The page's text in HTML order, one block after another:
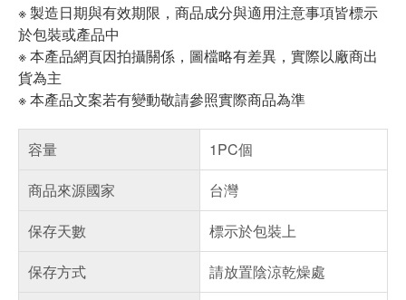
※ 製造日期與有效期限，商品成分與適用注意事項皆標示
於包裝或產品中
※ 本產品網頁因拍攝關係，圖檔略有差異，實際以廠商出
貨為主
※ 本產品文案若有變動敬請參照實際商品為準
容量
1PC個
商品來源國家
台灣
保存天數
標示於包裝上
保存方式
請放置陰涼乾燥處